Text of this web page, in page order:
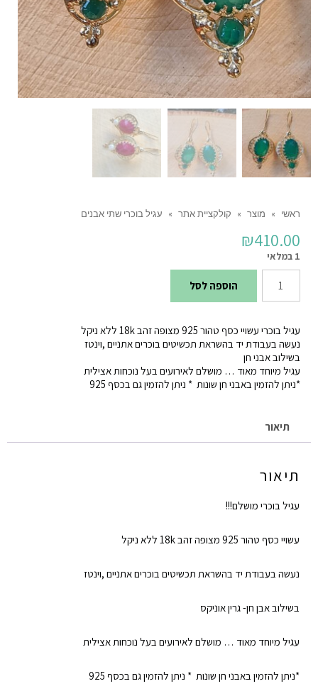
ראשי » מוצר » קולקציית אתר » עגיל בוכרי שתי אבנים
₪410.00
1 במלאי
כמות
של
בוכרי
שתי
אבנים
הוספה לסל
עגיל בוכרי עשויי כסף טהור 925 מצופה זהב 18k ללא ניקל
נעשה בעבודת יד בהשראת תכשיטים בוכרים אתניים ,וינטז
בשילוב אבני חן
עגיל מיוחד מאוד … מושלם לאירועים בעל נוכחות אצילית
*ניתן להזמין באבני חן שונות * ניתן להזמין גם בכסף 925
תיאור
תיאור
עגיל בוכרי מושלם!!!
עשויי כסף טהור 925 מצופה זהב 18k ללא ניקל
נעשה בעבודת יד בהשראת תכשיטים בוכרים אתניים ,וינטז
בשילוב אבן חן- גרין אוניקס
עגיל מיוחד מאוד … מושלם לאירועים בעל נוכחות אצילית
*ניתן להזמין באבני חן שונות * ניתן להזמין גם בכסף 925